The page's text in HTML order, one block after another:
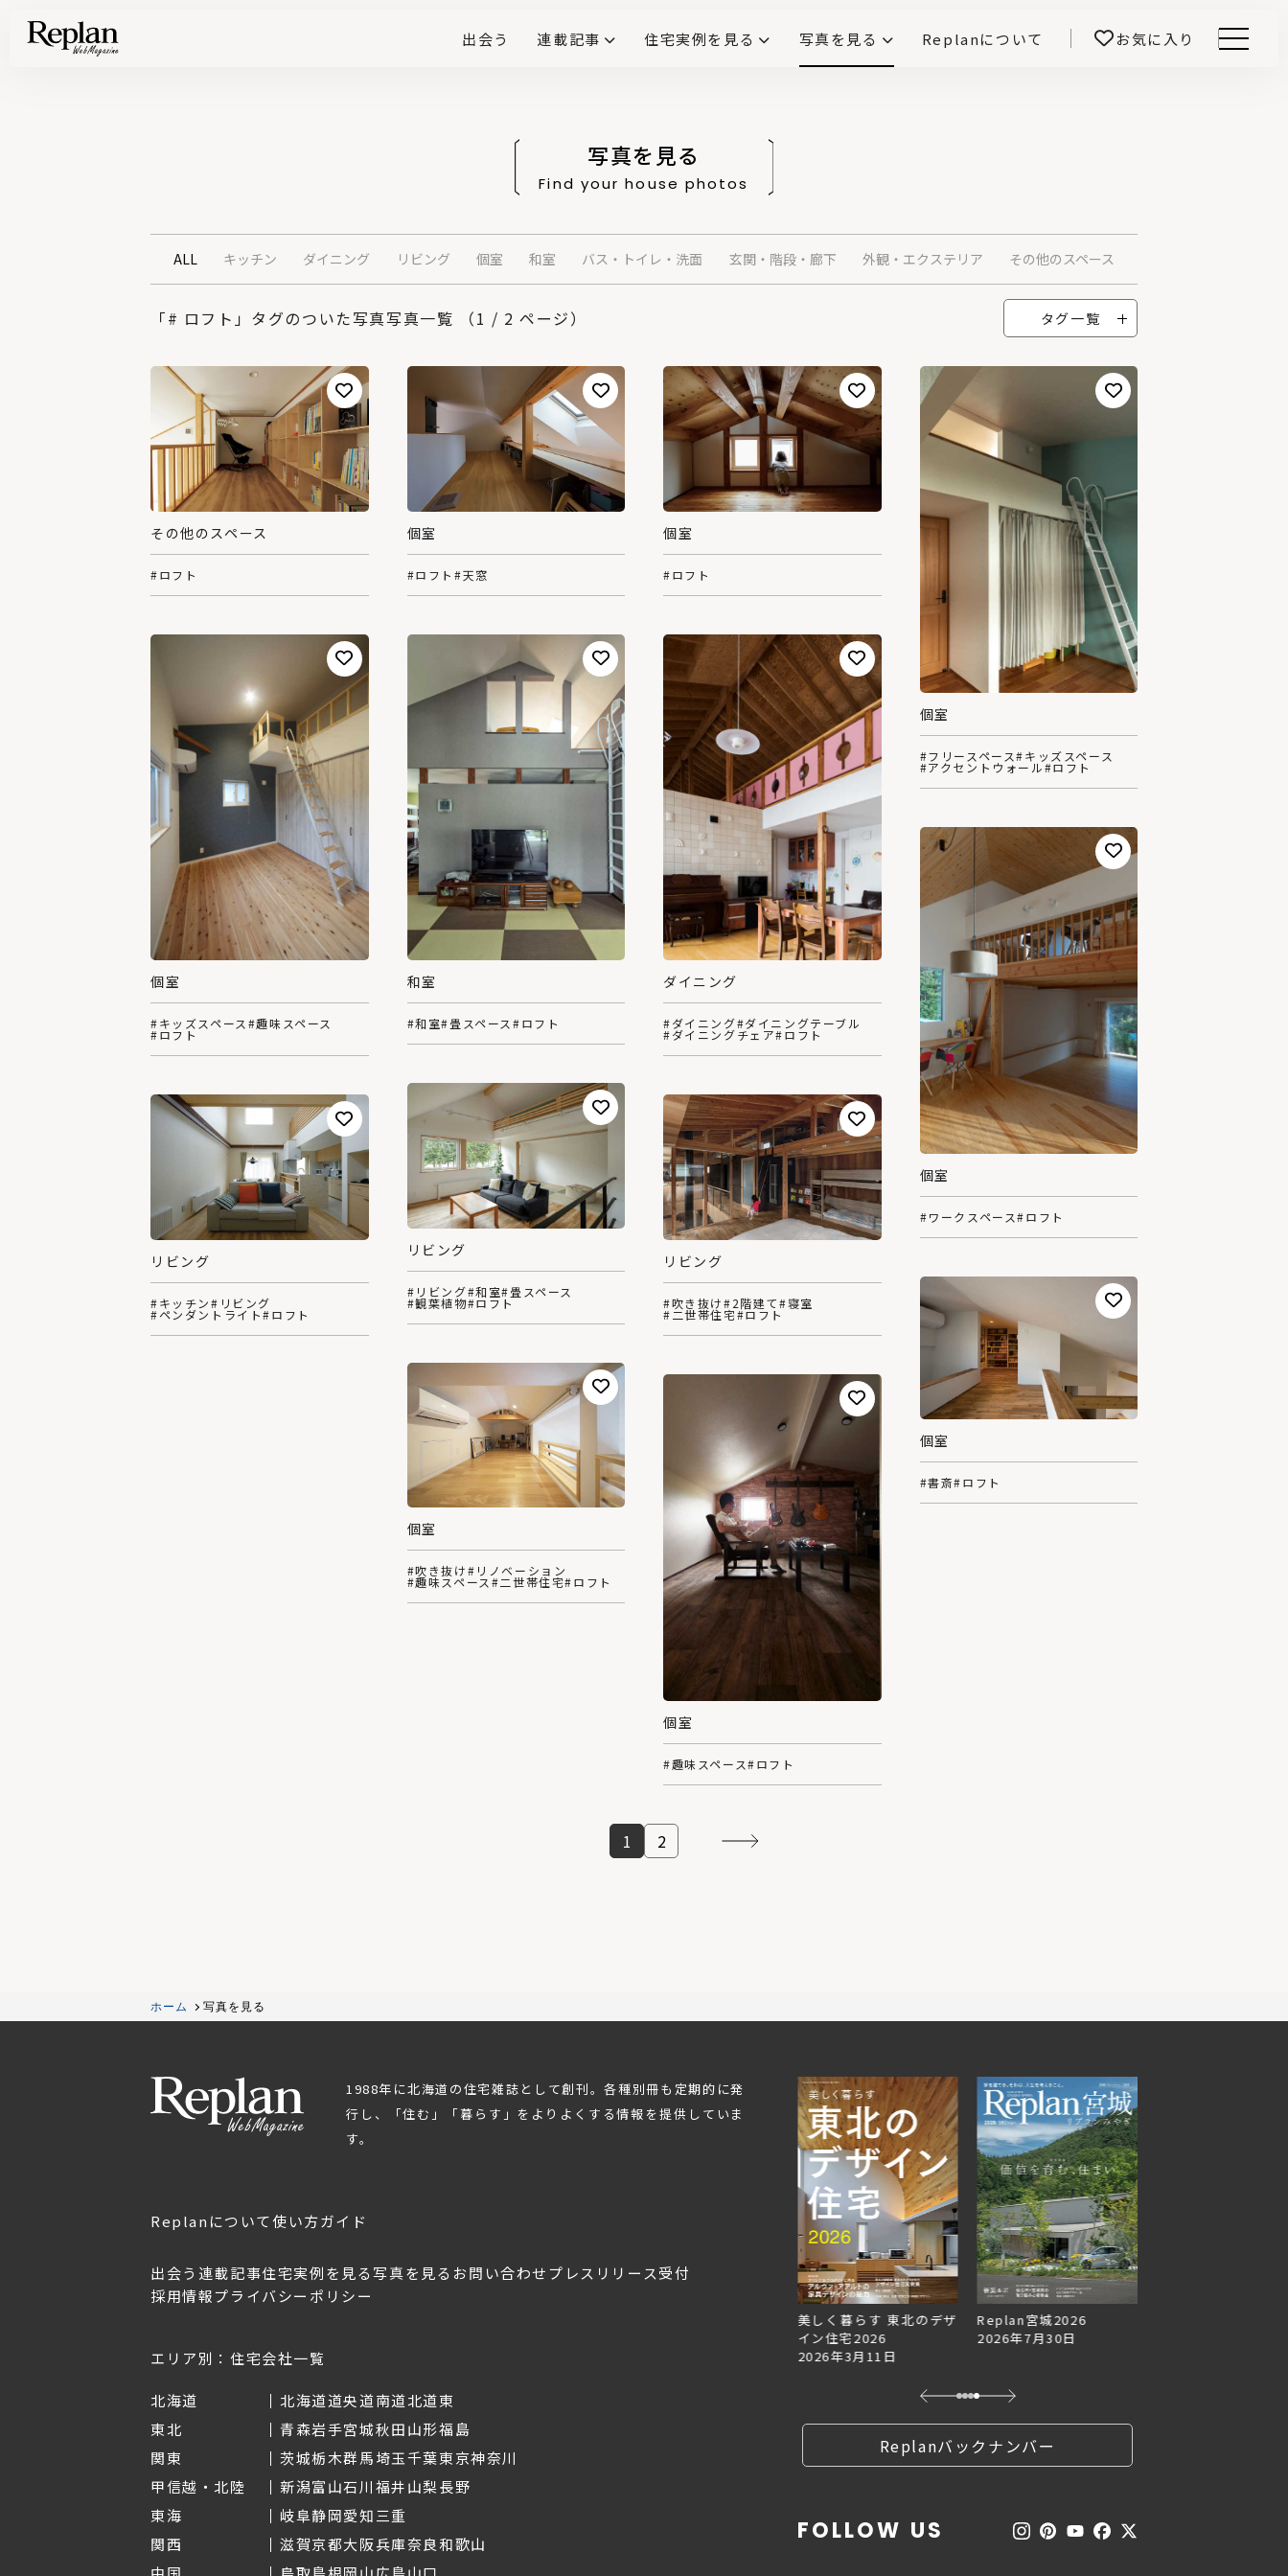
出会う 連載記事 住宅実例を見る 写真を見る Replanについて お気に入り
写真を見る
Find your house photos
ALL キッチン ダイニング リビング 個室 和室 バス・トイレ・洗面 玄関・階段・廊下 外観・エクステリア その他のスペース
「# ロフト」タグのついた写真写真一覧 （1 / 2 ページ） タグ一覧
その他のスペース
#ロフト
個室
#ロフト #天窓
個室
#ロフト
個室
#フリースペース#キッズスペース
#アクセントウォール#ロフト
個室
#キッズスペース #趣味スペース
#ロフト
和室
#和室#畳スペース #ロフト
ダイニング
#ダイニング#ダイニングテーブル
#ダイニングチェア#ロフト
個室
#ワークスペース#ロフト
リビング
#リビング#和室#畳スペース
#観葉植物#ロフト
リビング
#キッチン#リビング
#ペンダントライト#ロフト
リビング
#吹き抜け#2階建て#寝室
#二世帯住宅#ロフト
個室
#書斎#ロフト
個室
#吹き抜け#リノベーション
#趣味スペース#二世帯住宅#ロフト
個室
#趣味スペース#ロフト
1 2
ホーム 写真を見る
1988年に北海道の住宅雑誌として創刊。各種別冊も定期的に発
行し、「住む」「暮らす」をよりよくする情報を提供していま
す。
Replanについて使い方ガイド
出会う 連載記事住宅実例を見る写真を見る お問い合わせ プレスリリース受付
採用情報プライバシーポリシー
エリア別：住宅会社一覧
北海道 北海道道央道南道北道東
東北
青森岩手宮城秋田山形福島
関東
茨城栃木群馬埼玉千葉東京神奈川
甲信越・北陸
新潟富山石川福井山梨長野
東海
岐阜静岡愛知三重
関西
滋賀京都大阪兵庫奈良和歌山
2026年3月11日
美しく暮らす 東北のデザ
イン住宅2026
2026年3月11日
Replan宮城2026
2026年7月30日
Replanバックナンバー
FOLLOW US